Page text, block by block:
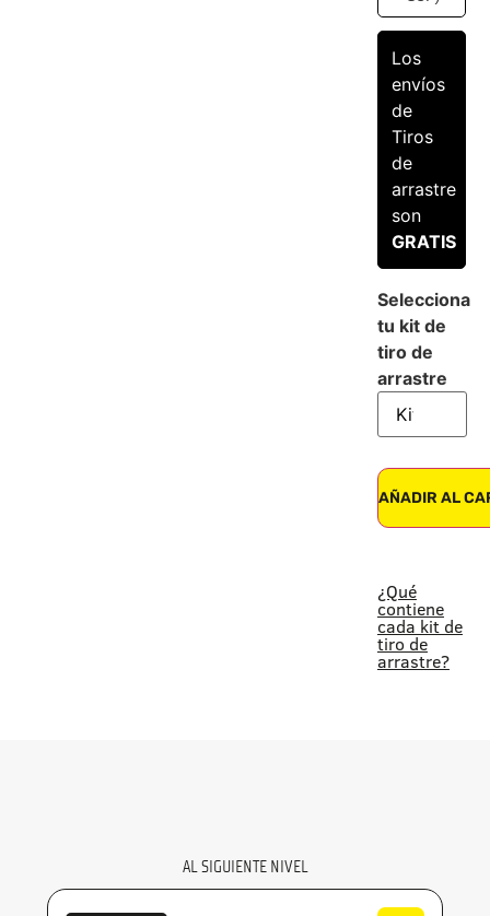
Los
envíos
de
Tiros
de
arrastre
son
GRATIS
Selecciona
tu kit de
tiro de
arrastre
AÑADIR AL
¿Qué
contiene
cada kit de
tiro de
arrastre?
AL SIGUIENTE NIVEL